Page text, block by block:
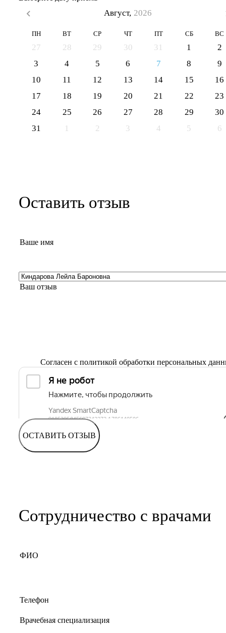
Август, 2026
ПН ВТ СР ЧТ ПТ СБ ВС
27 28 29 30 31 1
2
3
4 5 6 7 8
9
10
11 12 13 14 15
16
17
18 19 20 21 22
23
24
25 26 27 28 29
30
31
1 2 3 4 5 6
Оставить отзыв
Согласен с политикой обработки персональных
ОСТАВИТЬ ОТЗЫВ
Сотрудничество с врачами